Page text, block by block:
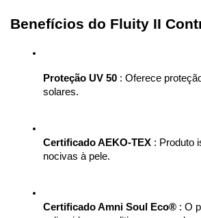
Benefícios do Fluity II
Proteção UV 50 : Oferece
solares.
Certificado AEKO-TEX : Produto
nocivas à pele.
Certificado Amni Soul Eco® : O